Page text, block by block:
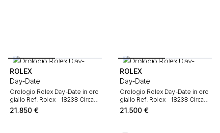
ROLEX
Day-Date
Orologio Rolex Day-Date in oro
giallo Ref: Rolex - 18238 Circa
1994
21.850 €
ROLEX
Day-Date
Orologio Rolex Day-Date in oro
giallo Ref: Rolex - 18238 Circa
1996
21.500 €